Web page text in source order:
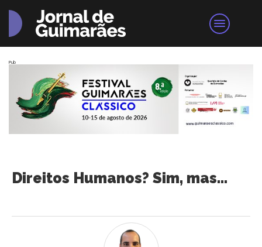
Pub
Direitos Humanos? Sim, mas...